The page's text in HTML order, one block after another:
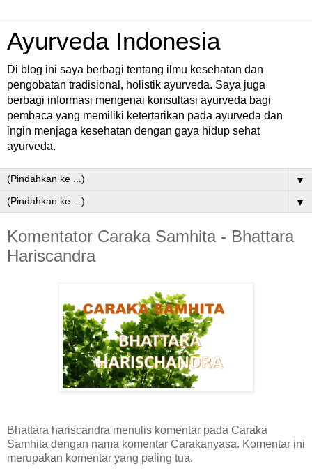
Ayurveda Indonesia
Di blog ini saya berbagi tentang ilmu kesehatan dan
pengobatan tradisional, holistik ayurveda. Saya juga
berbagi informasi mengenai konsultasi ayurveda bagi
pembaca yang memiliki ketertarikan pada ayurveda dan
ingin menjaga kesehatan dengan gaya hidup sehat
ayurveda.
▼
▼
Komentator Caraka Samhita - Bhattara
Hariscandra
Bhattara hariscandra menulis komentar pada Caraka
Samhita dengan nama komentar Carakanyasa. Komentar ini
merupakan komentar yang paling tua.